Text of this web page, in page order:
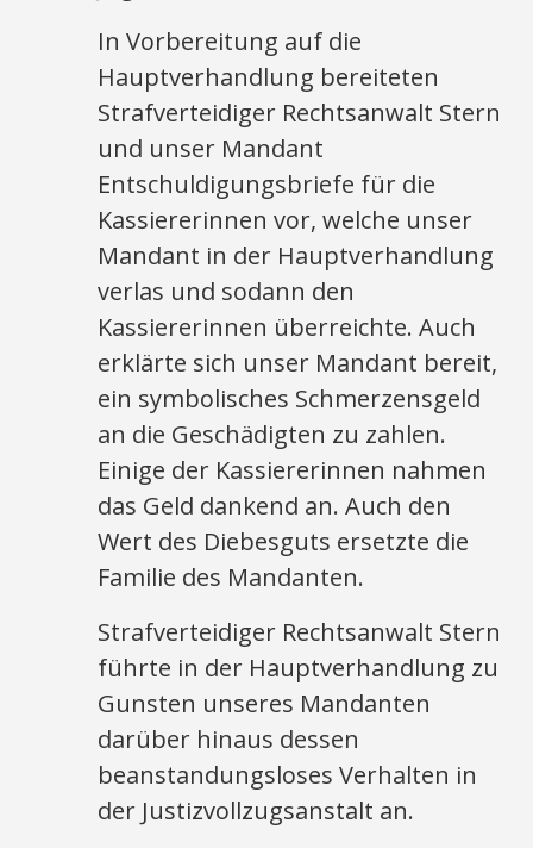
In Vorbereitung auf die
Hauptverhandlung bereiteten
Strafverteidiger Rechtsanwalt Stern
und unser Mandant
Entschuldigungsbriefe für die
Kassiererinnen vor, welche unser
Mandant in der Hauptverhandlung
verlas und sodann den
Kassiererinnen überreichte. Auch
erklärte sich unser Mandant bereit,
ein symbolisches Schmerzensgeld
an die Geschädigten zu zahlen.
Einige der Kassiererinnen nahmen
das Geld dankend an. Auch den
Wert des Diebesguts ersetzte die
Familie des Mandanten.
Strafverteidiger Rechtsanwalt Stern
führte in der Hauptverhandlung zu
Gunsten unseres Mandanten
darüber hinaus dessen
beanstandungsloses Verhalten in
der Justizvollzugsanstalt an.